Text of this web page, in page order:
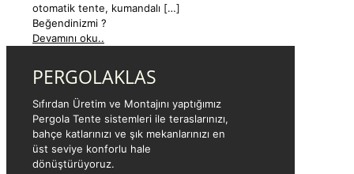
otomatik tente, kumandalı […]
Beğendinizmi ?
Devamını oku..
PERGOLAKLAS
Sıfırdan Üretim ve Montajını yaptığımız
Pergola Tente sistemleri ile teraslarınızı,
bahçe katlarınızı ve şık mekanlarınızı en
üst seviye konforlu hale
dönüştürüyoruz.